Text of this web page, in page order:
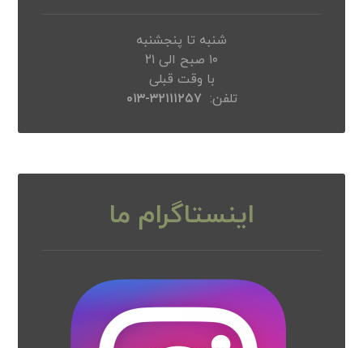
شنبه تا پنجشنبه
۱۰ صبح الی ۲۱
با وقت قبلی
تلفن:۳۲۱۱۱۲۵۷-۰۱۳
اینستاگرام ما